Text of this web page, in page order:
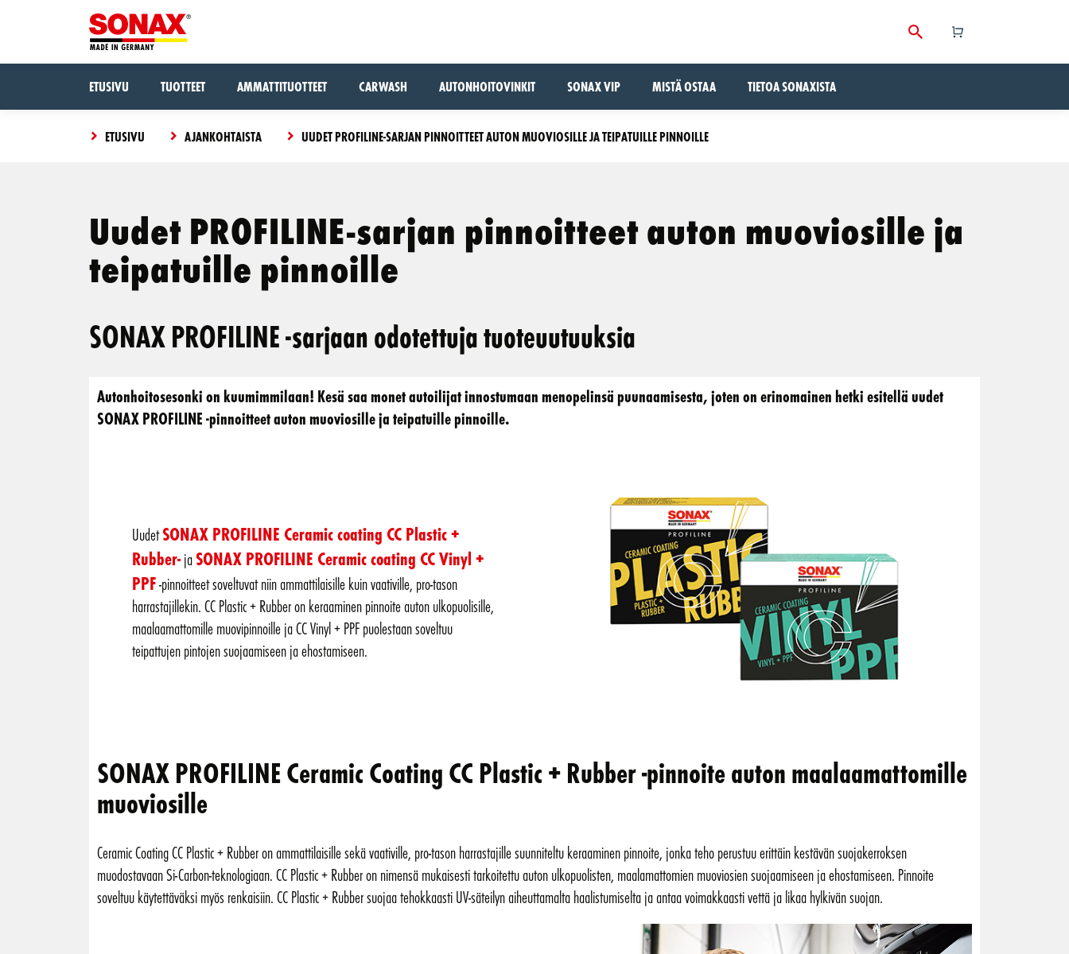
ETUSIVU TUOTTEET AMMATTITUOTTEET CARWASH AUTONHOITOVINKIT SONAX VIP MISTÄ OSTAA TIETOA SONAXISTA
ETUSIVU AJANKOHTAISTA UUDET PROFILINE-SARJAN PINNOITTEET AUTON MUOVIOSILLE JA TEIPATUILLE PINNOILLE
Uudet PROFILINE-sarjan pinnoitteet auton muoviosille ja
teipatuille pinnoille
SONAX PROFILINE -sarjaan odotettuja tuoteuutuuksia
Autonhoitosesonki on kuumimmilaan! Kesä saa monet autoilijat innostumaan menopelinsä puunaamisesta, joten on erinomainen hetki esitellä uudet
SONAX PROFILINE -pinnoitteet auton muoviosille ja teipatuille pinnoille.
UudetSONAX PROFILINE Ceramic coating CC Plastic +
Rubber-jaSONAX PROFILINE Ceramic coating CC Vinyl +
PPF-pinnoitteet soveltuvat niin ammattilaisille kuin vaativille, pro-tason
harrastajillekin. CC Plastic + Rubber on keraaminen pinnoite auton ulkopuolisille,
maalaamattomille muovipinnoille ja CC Vinyl + PPF puolestaan soveltuu
teipattujen pintojen suojaamiseen ja ehostamiseen.
SONAX PROFILINE Ceramic Coating CC Plastic + Rubber -pinnoite auton maalaamattomille
muoviosille
Ceramic Coating CC Plastic + Rubber on ammattilaisille sekä vaativille, pro-tason harrastajille suunniteltu keraaminen pinnoite, jonka teho perustuu erittäin kestävän suojakerroksen
muodostavaan Si-Carbon-teknologiaan. CC Plastic + Rubber on nimensä mukaisesti tarkoitettu auton ulkopuolisten, maalamattomien muoviosien suojaamiseen ja ehostamiseen. Pinnoite
soveltuu käytettäväksi myös renkaisiin. CC Plastic + Rubber suojaa tehokkaasti UV-säteilyn aiheuttamalta haalistumiselta ja antaa voimakkaasti vettä ja likaa hylkivän suojan.